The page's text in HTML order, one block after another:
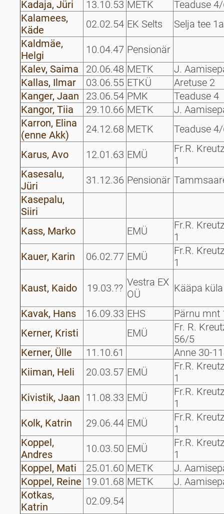
Kadaja, Jüri 13.10.53 METK
Teaduse
Kalamees,
Käde
02.02.54 EK Selts
Selja tee 1a
Kaldmäe,
Helgi
10.04.47 Pensionär
Kalev, Saima
20.06.48 METK
J.
Kallas, Ilmar
03.06.55 ETKÜ
Aretuse 2
Kanger, Jaan
23.06.54 PMK
Teaduse 4
Kangor, Tiia
29.10.66 METK
J.
Karron, Elina
(enne Akk)
24.12.68 METK Teaduse
Karus, Avo 12.01.63 EMÜ
Fr.R.
1
Kasesalu,
Jüri
31.12.36 Pensionär
Kasepalu,
Siiri
Kass, Marko
EMÜ
Fr.R.
1
Kauer, Karin
06.02.77 EMÜ
Fr.R.
1
Kaust, Kaido 19.03.?? Vestra EX
OÜ
Kääpa küla
Kavak, Hans 16.09.33 EHS
Pärnu mnt
Kerner, Kristi
EMÜ
Fr. R.
56/5
Kerner, Ülle
11.10.61
Anne 30-
Kiiman, Heli
20.03.57 EMÜ
Fr.R.
1
Kivistik, Jaan 11.08.33 EMÜ
Fr.R.
1
Kolk, Katrin
29.06.44 EMÜ
Fr.R.
1
Koppel,
Andres
10.03.50 EMÜ
Fr.R.
1
Koppel, Mati
25.01.60 METK
J.
Koppel, Reine 19.01.68 METK
J.
Kotkas,
Katrin
02.09.54